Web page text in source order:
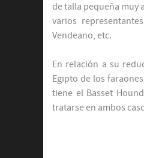
de talla pequeña muy
varios
Vendeano, etc.
En relación a su
Egipto de los
tiene el Basset
tratarse en ambos